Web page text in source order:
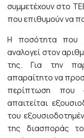
συμμετέχουν στο
που επιθυμούν να
Η ποσότητα που
αναλογεί στον
της. Για την
απαραίτητο να
περίπτωση που
απαιτείται
του
της διασποράς